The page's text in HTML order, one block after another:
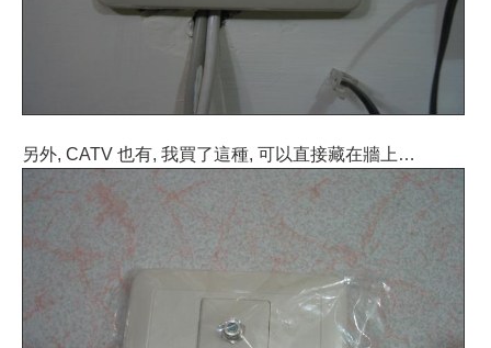
另外, CATV 也有, 我買了這種, 可以直接藏在牆上…